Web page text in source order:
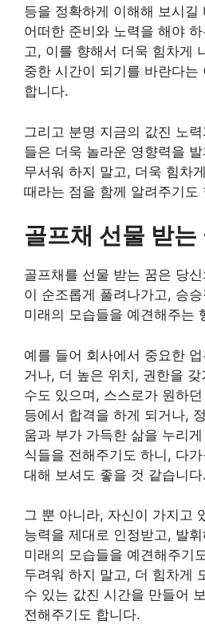
등을 정확하게 이해해 보시길
어떠한 준비와 노력을 해야
고, 이를 향해서 더욱 힘차게
중한 시간이 되기를 바란다는
합니다.
그리고 분명 지금의 값진 노
들은 더욱 놀라운 영향력을
무서워 하지 말고, 더욱 힘차
때라는 점을 함께 알려주기도
골프채 선물 받
골프채를 선물 받는 꿈은 당
이 순조롭게 풀려나가고, 승
미래의 모습들을 예견해주는
예를 들어 회사에서 중요한
거나, 더 높은 위치, 권한을
수도 있으며, 스스로가 원하
등에서 합격을 하게 되거나,
움과 부가 가득한 삶을 누리
식들을 전해주기도 하니, 다
대해 보셔도 좋을 것 같습니다.
그 뿐 아니라, 자신이 가지고
능력을 제대로 인정받고, 발
미래의 모습들을 예견해주기
두려워 하지 말고, 더 힘차게
수 있는 값진 시간을 만들어
전해주기도 합니다.